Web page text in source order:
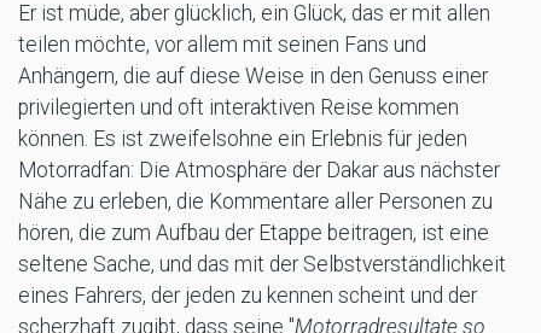
Er ist müde, aber glücklich, ein Glück, das er mit allen
teilen möchte, vor allem mit seinen Fans und
Anhängern, die auf diese Weise in den Genuss einer
privilegierten und oft interaktiven Reise kommen
können. Es ist zweifelsohne ein Erlebnis für jeden
Motorradfan: Die Atmosphäre der Dakar aus nächster
Nähe zu erleben, die Kommentare aller Personen zu
hören, die zum Aufbau der Etappe beitragen, ist eine
seltene Sache, und das mit der Selbstverständlichkeit
eines Fahrers, der jeden zu kennen scheint und der
scherzhaft zugibt, dass seine "Motorradresultate so